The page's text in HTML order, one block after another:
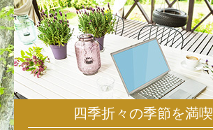
四季折々の季節を満喫